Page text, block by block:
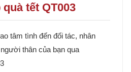
tết QT003
tâm tình đến đối tác, nhân
thân của bạn qua